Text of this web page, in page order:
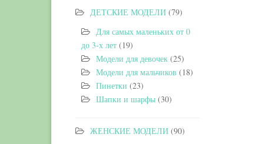
ДЕТСКИЕ МОДЕЛИ (79)
Для самых маленьких от 0
до 3-х лет (19)
Модели для девочек (25)
Модели для мальчиков (18)
Пинетки (23)
Шапки и шарфы (30)
ЖЕНСКИЕ МОДЕЛИ (90)